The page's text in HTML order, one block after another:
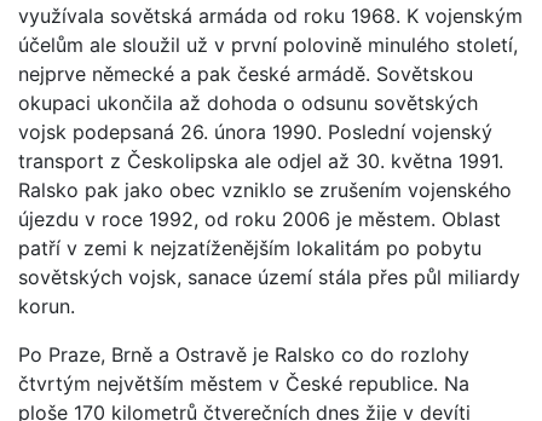
využívala sovětská armáda od roku 1968. K vojenským
účelům ale sloužil už v první polovině minulého století,
nejprve německé a pak české armádě. Sovětskou
okupaci ukončila až dohoda o odsunu sovětských
vojsk podepsaná 26. února 1990. Poslední vojenský
transport z Českolipska ale odjel až 30. května 1991.
Ralsko pak jako obec vzniklo se zrušením vojenského
újezdu v roce 1992, od roku 2006 je městem. Oblast
patří v zemi k nejzatíženějším lokalitám po pobytu
sovětských vojsk, sanace území stála přes půl miliardy
korun.
Po Praze, Brně a Ostravě je Ralsko co do rozlohy
čtvrtým největším městem v České republice. Na
ploše 170 kilometrů čtverečních dnes žije v devíti